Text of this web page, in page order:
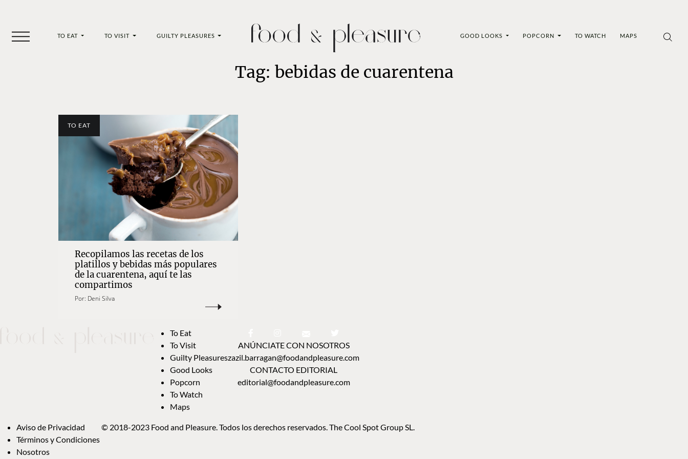
TO EAT TO VISIT GUILTY PLEASURES GOOD LOOKS POPCORN TO WATCH MAPS
Tag: bebidas de cuarentena
TO EAT
Recopilamos las recetas de los
platillos y bebidas más populares
de la cuarentena, aquí te las
compartimos
Por: Deni Silva
To Eat
To Visit
Guilty Pleasures
Good Looks
Popcorn
To Watch
Maps
ANÚNCIATE CON NOSOTROS
zazil.barragan@foodandpleasure.com
CONTACTO EDITORIAL
editorial@foodandpleasure.com
Aviso de Privacidad
Términos y Condiciones
Nosotros
© 2018-2023 Food and Pleasure. Todos los derechos reservados. The Cool Spot Group SL.